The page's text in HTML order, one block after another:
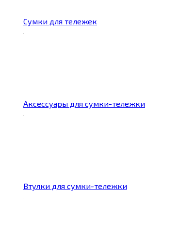
Сумки для тележек
Аксессуары для сумки-тележки
Втулки для сумки-тележки